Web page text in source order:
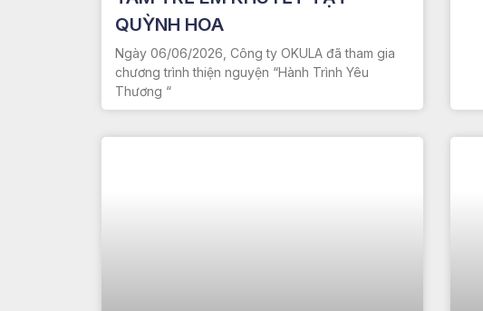
QUỲNH HOA
Ngày 06/06/2026, Công ty OKULA đã tham gia
chương trình thiện nguyện “Hành Trình Yêu
Thương “